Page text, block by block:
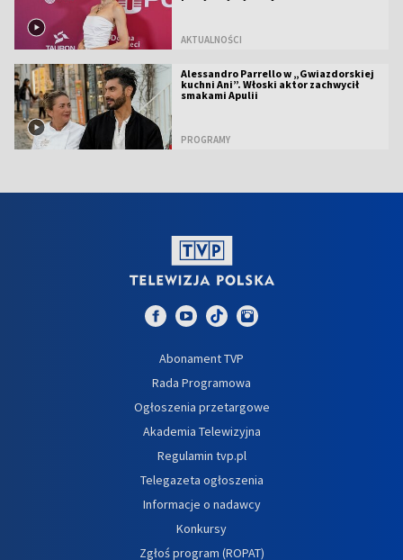
AKTUALNOŚCI
Alessandro Parrello w „Gwiazdorskiej
kuchni Ani”. Włoski aktor zachwycił
smakami Apulii
PROGRAMY
Abonament TVP
Rada Programowa
Ogłoszenia przetargowe
Akademia Telewizyjna
Regulamin tvp.pl
Telegazeta ogłoszenia
Informacje o nadawcy
Konkursy
Zgłoś program (ROPAT)